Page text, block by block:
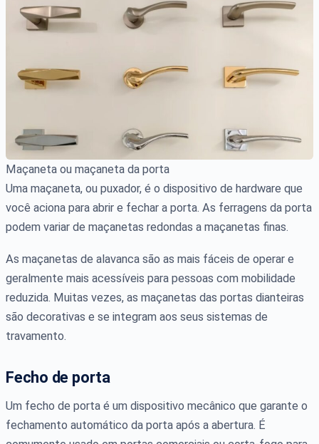
Maçaneta ou maçaneta da porta
Uma maçaneta, ou puxador, é o dispositivo de hardware que
você aciona para abrir e fechar a porta. As ferragens da porta
podem variar de maçanetas redondas a maçanetas finas.
As maçanetas de alavanca são as mais fáceis de operar e
geralmente mais acessíveis para pessoas com mobilidade
reduzida. Muitas vezes, as maçanetas das portas dianteiras
são decorativas e se integram aos seus sistemas de
travamento.
Fecho de porta
Um fecho de porta é um dispositivo mecânico que garante o
fechamento automático da porta após a abertura. É